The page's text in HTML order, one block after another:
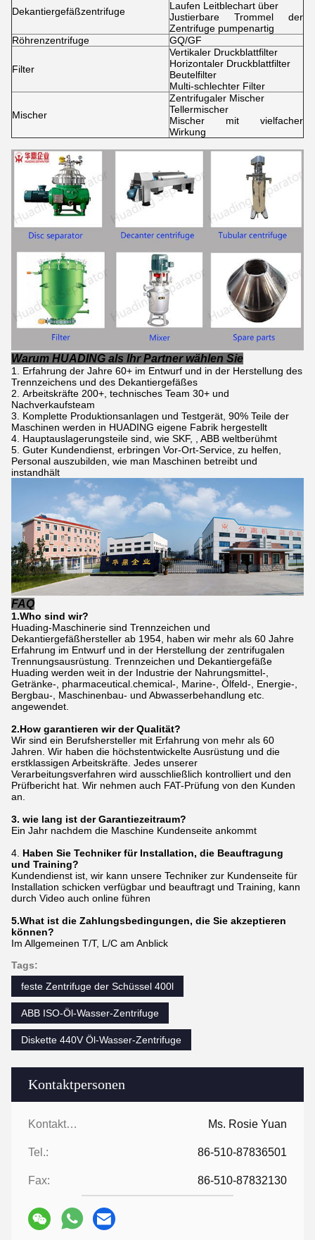
Kontaktpersonen
Kontaktpersonen: Ms. Rosie Yuan
Tel.: 86-510-87836501
Fax: 86-510-87832130
Dekantiergefäßzentrifuge
Laufen Leitblechart über
Justierbare Trommel der
Zentrifuge pumpenartig
Röhrenzentrifuge
GQ/GF
Filter
Vertikaler Druckblattfilter
Horizontaler Druckblattfilter
Beutelfilter
Multi-schlechter Filter
Mischer
Zentrifugaler Mischer
Tellermischer
Mischer mit vielfacher
Wirkung
Warum HUADING als Ihr Partner wählen Sie
Erfahrung der Jahre 60+ im Entwurf und in der Herstellung des
Trennzeichens und des Dekantiergefäßes
Arbeitskräfte 200+, technisches Team 30+ und
Nachverkaufsteam
Komplette Produktionsanlagen und Testgerät, 90% Teile der
Maschinen werden in HUADING eigene Fabrik hergestellt
Hauptauslagerungsteile sind, wie SKF, , ABB weltberühmt
Guter Kundendienst, erbringen Vor-Ort-Service, zu helfen,
Personal auszubilden, wie man Maschinen betreibt und
instandhält
FAQ
1.Who sind wir?
Huading-Maschinerie sind Trennzeichen und
Dekantiergefäßhersteller ab 1954, haben wir mehr als 60 Jahre
Erfahrung im Entwurf und in der Herstellung der zentrifugalen
Trennungsausrüstung. Trennzeichen und Dekantiergefäße
Huading werden weit in der Industrie der Nahrungsmittel-,
Getränke-, pharmaceutical.chemical-, Marine-, Ölfeld-, Energie-,
Bergbau-, Maschinenbau- und Abwasserbehandlung etc.
angewendet.
2.How garantieren wir der Qualität?
Wir sind ein Berufshersteller mit Erfahrung von mehr als 60
Jahren. Wir haben die höchstentwickelte Ausrüstung und die
erstklassigen Arbeitskräfte. Jedes unserer
Verarbeitungsverfahren wird ausschließlich kontrolliert und den
Prüfbericht hat. Wir nehmen auch FAT-Prüfung von den Kunden
an.
3. wie lang ist der Garantiezeitraum?
Ein Jahr nachdem die Maschine Kundenseite ankommt
4. Haben Sie Techniker für Installation, die Beauftragung
und Training?
Kundendienst ist, wir kann unsere Techniker zur Kundenseite für
Installation schicken verfügbar und beauftragt und Training, kann
durch Video auch online führen
5.What ist die Zahlungsbedingungen, die Sie akzeptieren
können?
Im Allgemeinen T/T, L/C am Anblick
Tags:
feste Zentrifuge der Schüssel 400l
ABB ISO-Öl-Wasser-Zentrifuge
Diskette 440V Öl-Wasser-Zentrifuge